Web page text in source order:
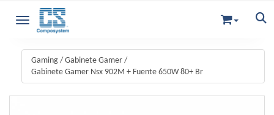
Toggle navigation
Gaming / Gabinete Gamer /
Gabinete Gamer Nsx 902M + Fuente 650W 80+ Br